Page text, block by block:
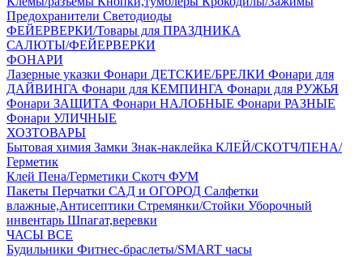
Предохранители Светодиоды
ФЕЙЕРВЕРКИ/Товары для ПРАЗДНИКА
САЛЮТЫ/ФЕЙЕРВЕРКИ
ФОНАРИ
Лазерные указки Фонари ДЕТСКИЕ/БРЕЛКИ Фонари для
ДАЙВИНГА Фонари для КЕМПИНГА Фонари для РУЖЬЯ
Фонари ЗАЩИТА Фонари НАЛОБНЫЕ Фонари РАЗНЫЕ
Фонари УЛИЧНЫЕ
ХОЗТОВАРЫ
Бытовая химия Замки Знак-наклейка КЛЕЙ/СКОТЧ/ПЕНА/
Герметик
Клей Пена/Герметики Скотч ФУМ
Пакеты Перчатки САД и ОГОРОД Салфетки
влажные,Антисептики Стремянки/Стойки Уборочный
инвентарь Шпагат,веревки
ЧАСЫ ВСЕ
Будильники Фитнес-браслеты/SMART часы